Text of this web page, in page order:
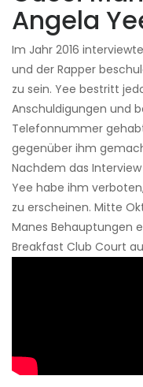
Angela
Im Jahr 2016
und der Rapper
zu sein. Yee bestritt
Anschuldigungen und
Telefonnummer
gegenüber ihm
Nachdem das
Yee habe ihm
zu erscheinen. Mitte
Manes Behauptungen
Breakfast Club Court